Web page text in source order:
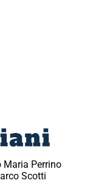
Maria Perrino
Scotti